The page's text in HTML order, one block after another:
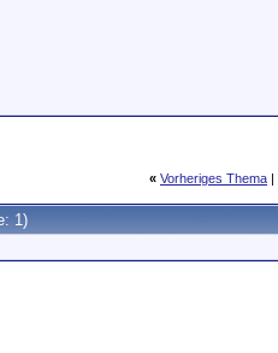
« Vorheriges Thema |
1)